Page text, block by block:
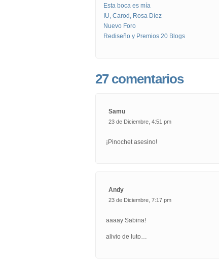
Esta boca es mía
IU, Carod, Rosa Díez
Nuevo Foro
Rediseño y Premios 20 Blogs
27 comentarios
Samu
23 de Diciembre, 4:51 pm
¡Pinochet asesino!
Andy
23 de Diciembre, 7:17 pm
aaaay Sabina!
alivio de luto…